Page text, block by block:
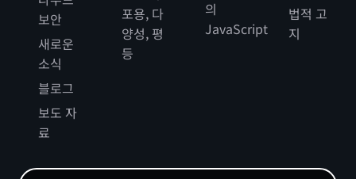
보안
새로운
소식
블로그
보도 자
료
포용, 다
양성, 평
등
의
JavaScript
법적 고
지